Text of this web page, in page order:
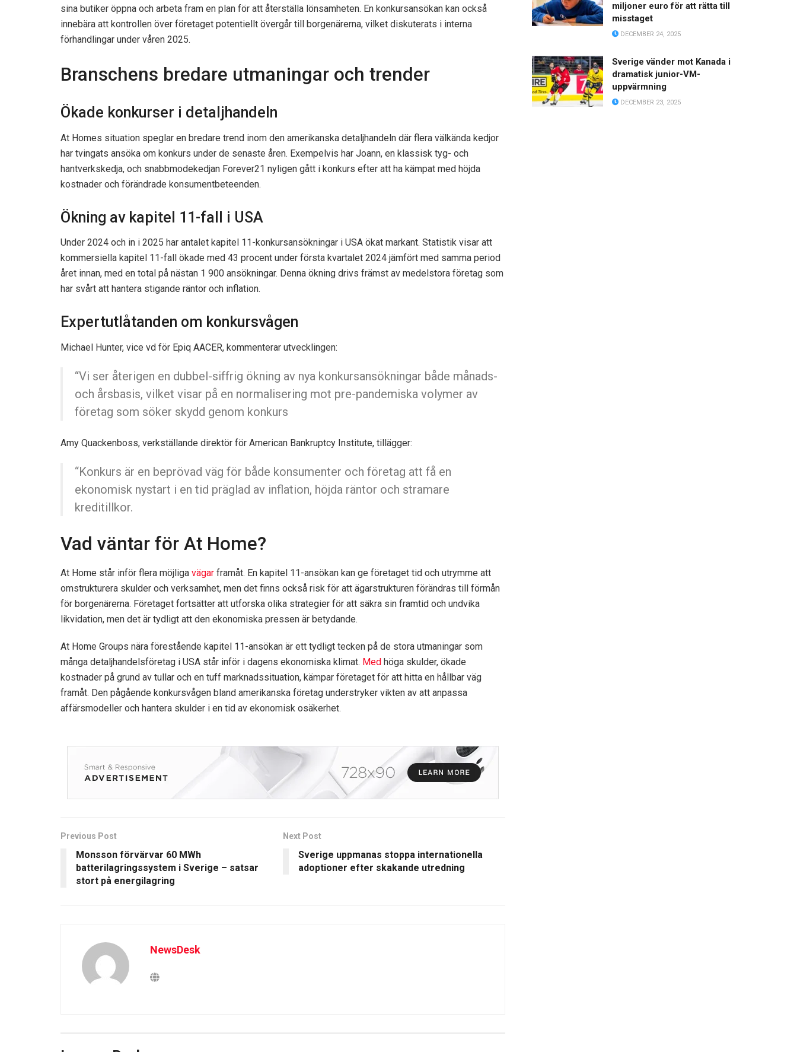
sina butiker öppna och arbeta fram en plan för att återställa lönsamheten. En konkursansökan kan också
innebära att kontrollen över företaget potentiellt övergår till borgenärerna, vilket diskuterats i interna
förhandlingar under våren 2025.
Branschens bredare utmaningar och trender
Ökade konkurser i detaljhandeln
At Homes situation speglar en bredare trend inom den amerikanska detaljhandeln där flera välkända kedjor
har tvingats ansöka om konkurs under de senaste åren. Exempelvis har Joann, en klassisk tyg- och
hantverkskedja, och snabbmodekedjan Forever21 nyligen gått i konkurs efter att ha kämpat med höjda
kostnader och förändrade konsumentbeteenden.
Ökning av kapitel 11-fall i USA
Under 2024 och in i 2025 har antalet kapitel 11-konkursansökningar i USA ökat markant. Statistik visar att
kommersiella kapitel 11-fall ökade med 43 procent under första kvartalet 2024 jämfört med samma period
året innan, med en total på nästan 1 900 ansökningar. Denna ökning drivs främst av medelstora företag som
har svårt att hantera stigande räntor och inflation.
Expertutlåtanden om konkursvågen
Michael Hunter, vice vd för Epiq AACER, kommenterar utvecklingen:
“Vi ser återigen en dubbel-siffrig ökning av nya konkursansökningar både månads-
och årsbasis, vilket visar på en normalisering mot pre-pandemiska volymer av
företag som söker skydd genom konkurs
Amy Quackenboss, verkställande direktör för American Bankruptcy Institute, tillägger:
“Konkurs är en beprövad väg för både konsumenter och företag att få en
ekonomisk nystart i en tid präglad av inflation, höjda räntor och stramare
kreditillkor.
Vad väntar för At Home?
At Home står inför flera möjliga vägar framåt. En kapitel 11-ansökan kan ge företaget tid och utrymme att
omstrukturera skulder och verksamhet, men det finns också risk för att ägarstrukturen förändras till förmån
för borgenärerna. Företaget fortsätter att utforska olika strategier för att säkra sin framtid och undvika
likvidation, men det är tydligt att den ekonomiska pressen är betydande.
At Home Groups nära förestående kapitel 11-ansökan är ett tydligt tecken på de stora utmaningar som
många detaljhandelsföretag i USA står inför i dagens ekonomiska klimat. Med höga skulder, ökade
kostnader på grund av tullar och en tuff marknadssituation, kämpar företaget för att hitta en hållbar väg
framåt. Den pågående konkursvågen bland amerikanska företag understryker vikten av att anpassa
affärsmodeller och hantera skulder i en tid av ekonomisk osäkerhet.
Previous Post
Monsson förvärvar 60 MWh
batterilagringssystem i Sverige – satsar
stort på energilagring
Next Post
Sverige uppmanas stoppa internationella
adoptioner efter skakande utredning
NewsDesk
miljoner euro för att rätta till
misstaget
DECEMBER 24, 2025
Sverige vänder mot Kanada i
dramatisk junior-VM-
uppvärmning
DECEMBER 23, 2025